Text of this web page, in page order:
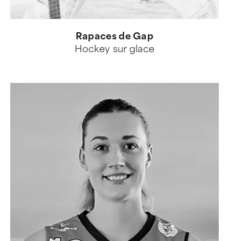
Rapaces de Gap
Hockey sur glace